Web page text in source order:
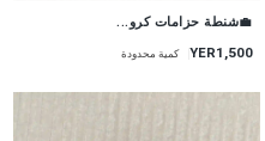
💼شنطة حزامات كرو...
YER1,500 كمية محدودة